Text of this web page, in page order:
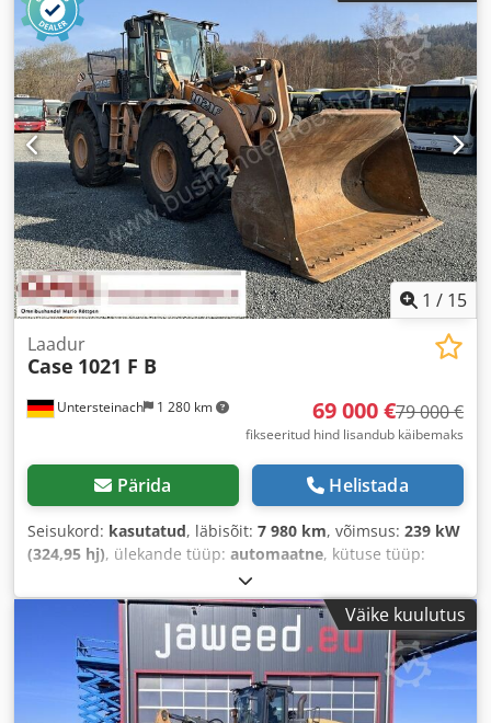
1 / 15
Untersteinach 1 280 km
Laadur
Case 1021 F B
69 000 €79 000 €
fikseeritud hind lisandub käibemaks
Pärida Helistada
Seisukord: kasutatud, läbisõit: 7 980 km, võimsus: 239 kW
(324,95 hj), ülekande tüüp: automaatne, kütuse tüüp:
, esmane registreerimine:
Ehitusaasta:2013, Varustus:kliimaseade,
Väike kuulutus